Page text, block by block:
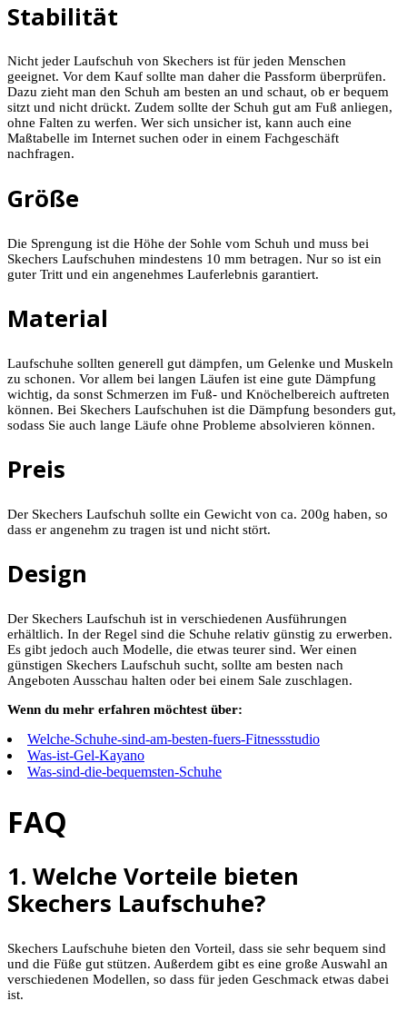
Stabilität
Nicht jeder Laufschuh von Skechers ist für jeden Menschen
geeignet. Vor dem Kauf sollte man daher die Passform überprüfen.
Dazu zieht man den Schuh am besten an und schaut, ob er bequem
sitzt und nicht drückt. Zudem sollte der Schuh gut am Fuß anliegen,
ohne Falten zu werfen. Wer sich unsicher ist, kann auch eine
Maßtabelle im Internet suchen oder in einem Fachgeschäft
nachfragen.
Größe
Die Sprengung ist die Höhe der Sohle vom Schuh und muss bei
Skechers Laufschuhen mindestens 10 mm betragen. Nur so ist ein
guter Tritt und ein angenehmes Lauferlebnis garantiert.
Material
Laufschuhe sollten generell gut dämpfen, um Gelenke und Muskeln
zu schonen. Vor allem bei langen Läufen ist eine gute Dämpfung
wichtig, da sonst Schmerzen im Fuß- und Knöchelbereich auftreten
können. Bei Skechers Laufschuhen ist die Dämpfung besonders gut,
sodass Sie auch lange Läufe ohne Probleme absolvieren können.
Preis
Der Skechers Laufschuh sollte ein Gewicht von ca. 200g haben, so
dass er angenehm zu tragen ist und nicht stört.
Design
Der Skechers Laufschuh ist in verschiedenen Ausführungen
erhältlich. In der Regel sind die Schuhe relativ günstig zu erwerben.
Es gibt jedoch auch Modelle, die etwas teurer sind. Wer einen
günstigen Skechers Laufschuh sucht, sollte am besten nach
Angeboten Ausschau halten oder bei einem Sale zuschlagen.
Wenn du mehr erfahren möchtest über:
Welche-Schuhe-sind-am-besten-fuers-Fitnessstudio
Was-ist-Gel-Kayano
Was-sind-die-bequemsten-Schuhe
FAQ
1. Welche Vorteile bieten
Skechers Laufschuhe?
Skechers Laufschuhe bieten den Vorteil, dass sie sehr bequem sind
und die Füße gut stützen. Außerdem gibt es eine große Auswahl an
verschiedenen Modellen, so dass für jeden Geschmack etwas dabei
ist.